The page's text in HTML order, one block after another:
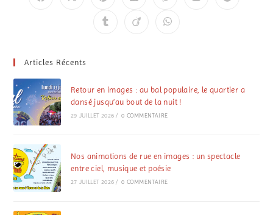
Articles Récents
Retour en images : au bal populaire, le quartier a
dansé jusqu’au bout de la nuit !
29 JUILLET 2026 / 0 COMMENTAIRE
Nos animations de rue en images : un spectacle
entre ciel, musique et poésie
27 JUILLET 2026 / 0 COMMENTAIRE